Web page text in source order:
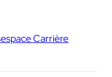
espace Carrière